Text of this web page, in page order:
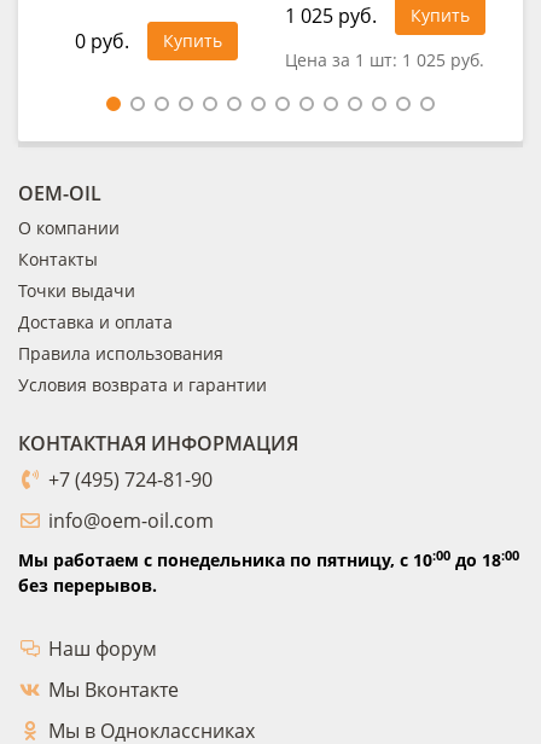
0 руб. Купить
1 025 руб.
Купить
Цена за 1 шт: 1 025 руб.
OEM-OIL
О компании
Контакты
Точки выдачи
Доставка и оплата
Правила использования
Условия возврата и гарантии
КОНТАКТНАЯ ИНФОРМАЦИЯ
+7 (495) 724-81-90
info@oem-oil.com
Мы работаем с понедельника по пятницу, с 10:00 до 18:00
без перерывов.
Наш форум
Мы Вконтакте
Мы в Одноклассниках